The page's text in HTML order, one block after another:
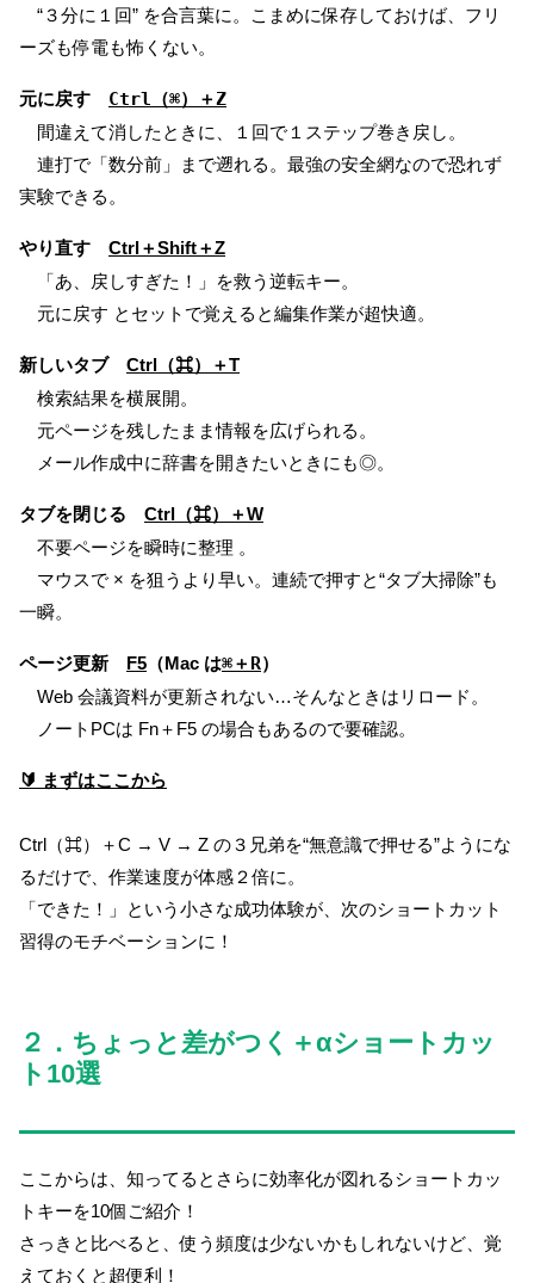
“３分に１回” を合言葉に。こまめに保存しておけば、フリ
ーズも停電も怖くない。
元に戻す Ctrl（⌘）＋Z
間違えて消したときに、１回で１ステップ巻き戻し。
連打で「数分前」まで遡れる。最強の安全網なので恐れず
実験できる。
やり直す
Ctrl＋Shift＋Z
「あ、戻しすぎた！」を救う逆転キー。
元に戻す とセットで覚えると編集作業が超快適。
新しいタブ
Ctrl（⌘）＋T
検索結果を横展開。
元ページを残したまま情報を広げられる。
メール作成中に辞書を開きたいときにも◎。
タブを閉じる
Ctrl（⌘）＋W
不要ページを瞬時に整理 。
マウスで × を狙うより早い。連続で押すと“タブ大掃除”も
一瞬。
ページ更新 F5 （Mac は⌘＋R）
Web 会議資料が更新されない…そんなときはリロード。
ノートPCは Fn＋F5 の場合もあるので要確認。
🔰 まずはここから
Ctrl（⌘）＋C → V → Z の３兄弟を“無意識で押せる”ようにな
るだけで、作業速度が体感２倍に。
「できた！」という小さな成功体験が、次のショートカット
習得のモチベーションに！
２．ちょっと差がつく＋αショートカッ
ト10選
ここからは、知ってるとさらに効率化が図れるショートカッ
トキーを10個ご紹介！
さっきと比べると、使う頻度は少ないかもしれないけど、覚
えておくと超便利！